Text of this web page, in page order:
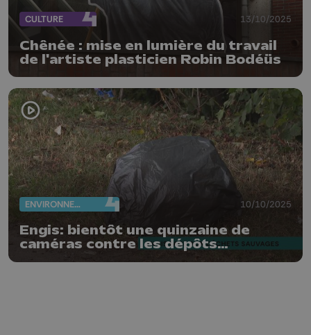
CULTURE 13/10/2025
Chênée : mise en lumière du travail
de l'artiste plasticien Robin Bodéüs
ENVIRONNEMENT 10/10/2025
Engis: bientôt une quinzaine de
caméras contre les dépôts